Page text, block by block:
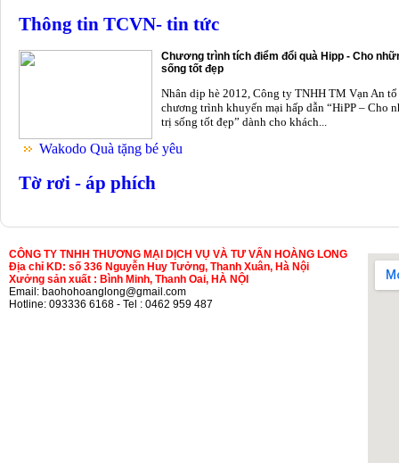
Thông tin TCVN- tin tức
Chương trình tích điểm đổi quà Hipp - Cho
sống tốt đẹp
Nhân dịp hè 2012, Công ty TNHH TM Vạn An
chương trình khuyến mại hấp dẫn “HiPP – Cho
trị sống tốt đẹp” dành cho khách...
Wakodo Quà tặng bé yêu
Tờ rơi - áp phích
CÔNG TY TNHH THƯƠNG MẠI DỊCH VỤ VÀ TƯ VẤN HOÀNG LONG
Địa chỉ KD: số 336 Nguyễn Huy Tưởng, Thanh Xuân, Hà Nội
Xưởng sản xuất : Bình Minh, Thanh Oai, HÀ NỘI
Email: baohohoanglong@gmail.com
Hotline: 093336 6168 - Tel : 0462 959 487